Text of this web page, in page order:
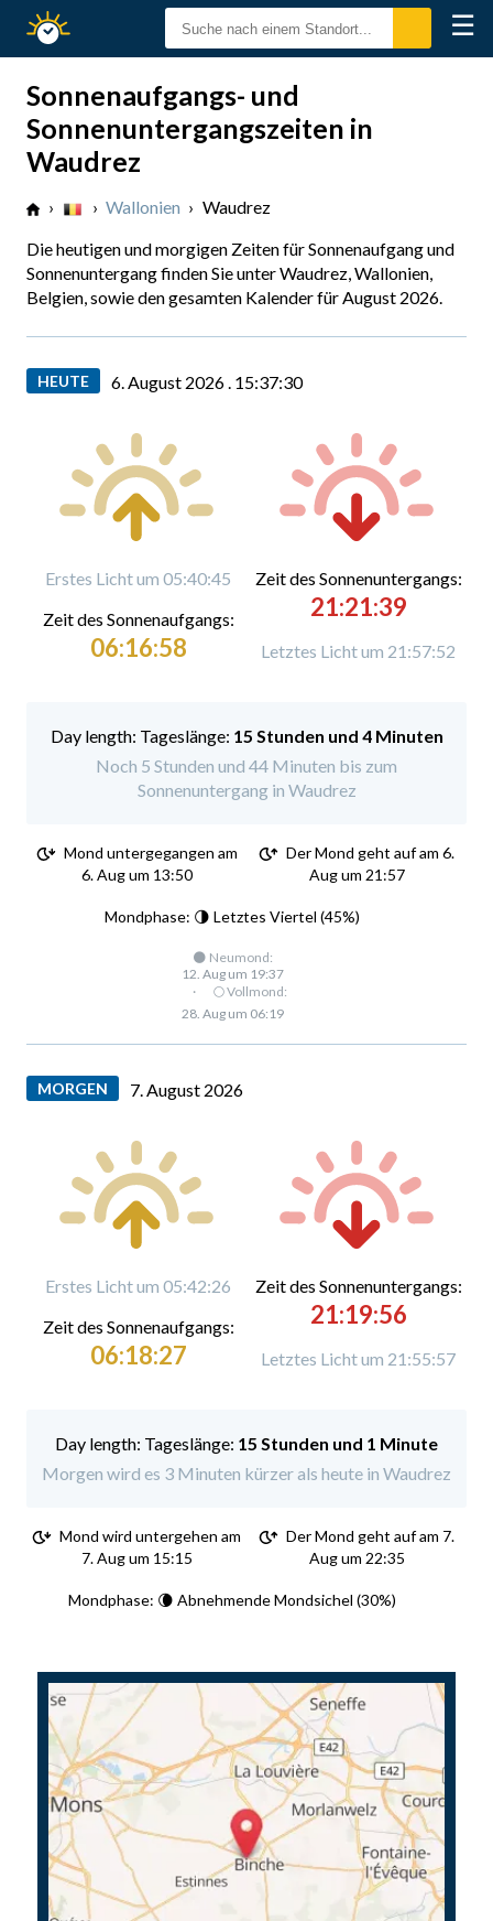
Sonnenzeiten ☰
Sonnenaufgangs- und
Sonnenuntergangszeiten in
Waudrez
› › Wallonien › Waudrez
Die heutigen und morgigen Zeiten für Sonnenaufgang und
Sonnenuntergang finden Sie unter Waudrez, Wallonien,
Belgien, sowie den gesamten Kalender für August 2026.
HEUTE 6. August 2026 . 15:37:31
Erstes Licht um 05:40:45
Zeit des Sonnenaufgangs:
06:16:58
Zeit des Sonnenuntergangs:
21:21:39
Letztes Licht um 21:57:52
Tageslänge: 15 Stunden und 4 Minuten
Noch 5 Stunden und 44 Minuten bis zum
Sonnenuntergang in Waudrez
Mond untergegangen am
6. Aug um 13:50
Der Mond geht auf am 6.
Aug um 21:57
Mondphase: 🌗 Letztes Viertel (45%)
🌑 Neumond:
12. Aug um 19:37
·
🌕 Vollmond:
28. Aug um 06:19
MORGEN 7. August 2026
Erstes Licht um 05:42:26
Zeit des Sonnenaufgangs:
06:18:27
Zeit des Sonnenuntergangs:
21:19:56
Letztes Licht um 21:55:57
Tageslänge: 15 Stunden und 1 Minute
Morgen wird es 3 Minuten kürzer als heute in Waudrez
Mond wird untergehen am
7. Aug um 15:15
Der Mond geht auf am 7.
Aug um 22:35
Mondphase: 🌘 Abnehmende Mondsichel (30%)